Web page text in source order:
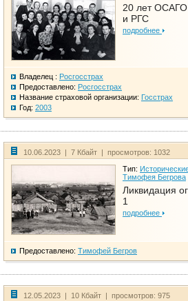
20 лет
и РГС
подробнее
Владелец : Росгосстрах
Предоставлено: Росгосстрах
Название страховой организации: Госстрах
Год: 2003
10.06.2023 | 7 Кбайт | просмотров: 1032
Тип:
Тимофея Бегрова
Ликвидация
1
подробнее
Предоставлено: Тимофей Бегров
12.05.2023 | 10 Кбайт | просмотров: 975